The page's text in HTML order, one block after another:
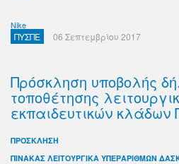
Nike
ΠΥΣΠΕ 06 Σεπτεμβρίου 2017
Πρόσκληση υποβολής
τοποθέτησης
εκπαιδευτικών κλάδων
ΠΡΟΣΚΛΗΣΗ
ΠΙΝΑΚΑΣ ΛΕΙΤΟΥΡΓΙΚΑ ΥΠΕΡΑΡΙΘΜΩΝ